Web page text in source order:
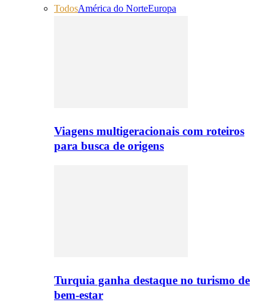
TodosAmérica do NorteEuropa
Viagens multigeracionais com roteiros
para busca de origens
Turquia ganha destaque no turismo de
bem-estar